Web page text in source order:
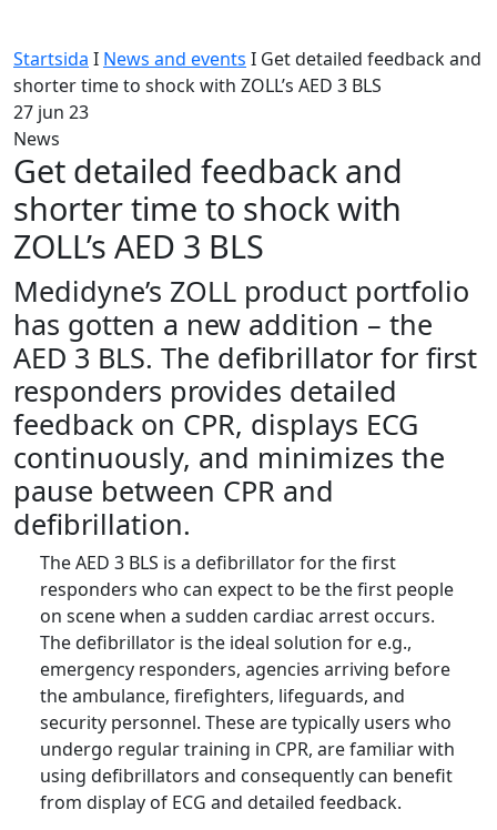
Startsida I News and events I Get detailed feedback and
shorter time to shock with ZOLL’s AED 3 BLS
27 jun 23
News
Get detailed feedback and
shorter time to shock with
ZOLL’s AED 3 BLS
Medidyne’s ZOLL product portfolio
has gotten a new addition – the
AED 3 BLS. The defibrillator for first
responders provides detailed
feedback on CPR, displays ECG
continuously, and minimizes the
pause between CPR and
defibrillation.
The AED 3 BLS is a defibrillator for the first
responders who can expect to be the first people
on scene when a sudden cardiac arrest occurs.
The defibrillator is the ideal solution for e.g.,
emergency responders, agencies arriving before
the ambulance, firefighters, lifeguards, and
security personnel. These are typically users who
undergo regular training in CPR, are familiar with
using defibrillators and consequently can benefit
from display of ECG and detailed feedback.